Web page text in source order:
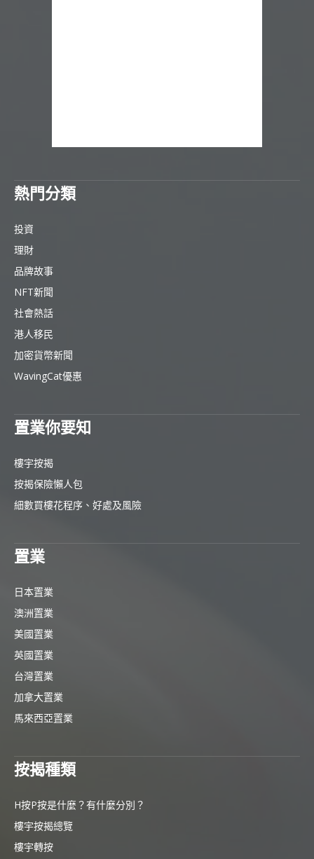
熱門分類
投資
理財
品牌故事
NFT新聞
社會熱話
港人移民
加密貨幣新聞
WavingCat優惠
置業你要知
樓宇按揭
按揭保險懶人包
細數買樓花程序、好處及風險
置業
日本置業
澳洲置業
美國置業
英國置業
台灣置業
加拿大置業
馬來西亞置業
按揭種類
H按P按是什麼？有什麼分別？
樓宇按揭總覽
樓宇轉按